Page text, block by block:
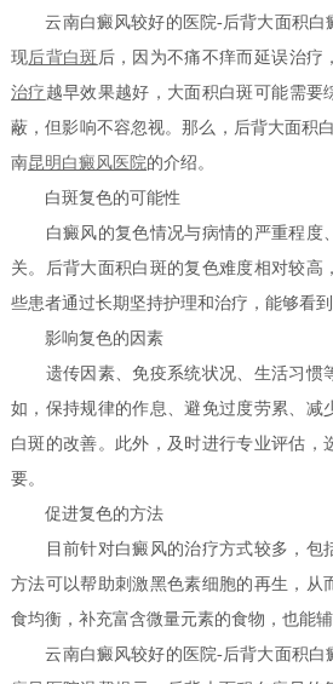
云南白癜风较好的医院-后背大面积白
现后背白斑 后，因为不痛不痒而延误治疗
治疗 越早效果越好，大面积白斑可能需要
蔽，但影响不容忽视。那么，后背大面积
南昆明白癜风医院的介绍。
白斑复色的可能性
白癜风的复色情况与病情的严重程度
关。后背大面积白斑的复色难度相对较高
些患者通过长期坚持护理和治疗，能够看
影响复色的因素
遗传因素、免疫系统状况、生活习惯
如，保持规律的作息、避免过度劳累、减
白斑的改善。此外，及时进行专业评估，
要。
促进复色的方法
目前针对白癜风的治疗方式较多，包
方法可以帮助刺激黑色素细胞的再生，从
食均衡，补充富含微量元素的食物，也能辅
云南白癜风较好的医院-后背大面积白